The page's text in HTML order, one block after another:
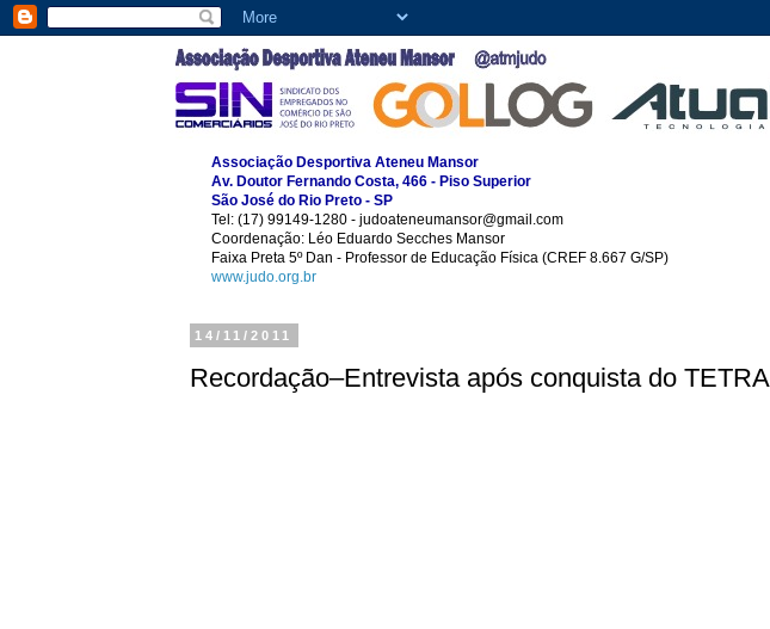
Associação Desportiva Ateneu Mansor
Av. Doutor Fernando Costa, 466 - Piso Superior
São José do Rio Preto - SP
Tel: (17) 99149-1280 - judoateneumansor@gmail.com
Coordenação: Léo Eduardo Secches Mansor
Faixa Preta 5º Dan - Professor de Educação Física (CREF 8.667 G/SP)
www.judo.org.br
14/11/2011
Recordação–Entrevista após conquista do TETRA